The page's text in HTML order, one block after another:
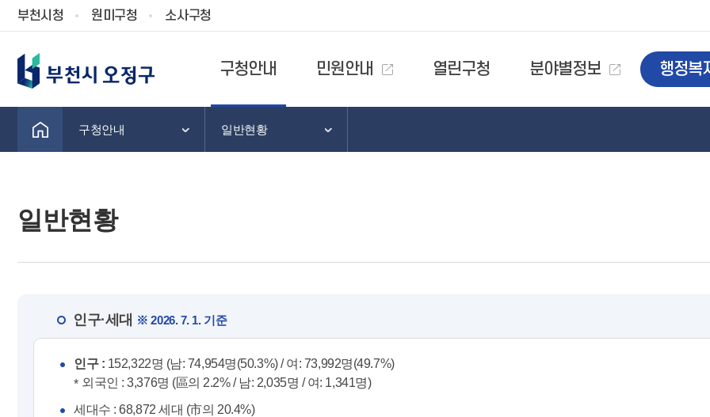
부천시청 원미구청 소사구청
구청안내 민원안내 열린구청 분야별정보 행정복
구청안내 일반현황
일반현황
인구·세대 ※ 2026. 7. 1. 기준
인구 : 152,322명 (남: 74,954명(50.3%) / 여: 73,992명(49.7%)
외국인 : 3,376명 (區의 2.2% / 남: 2,035명 / 여: 1,341명)
세대수 : 68,872 세대 (市의 20.4%)